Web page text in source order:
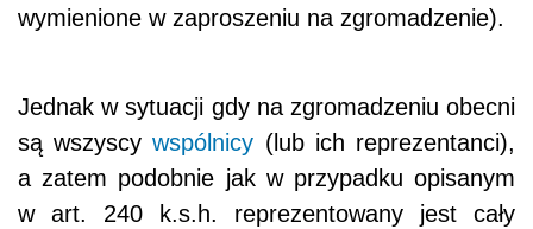
wymienione w zaproszeniu na zgromadzenie).
Jednak w sytuacji gdy na zgromadzeniu obecni
są wszyscywspólnicy (lub ich reprezentanci),
a zatem podobnie jak w przypadku opisanym
w art. 240 k.s.h. reprezentowany jest cały